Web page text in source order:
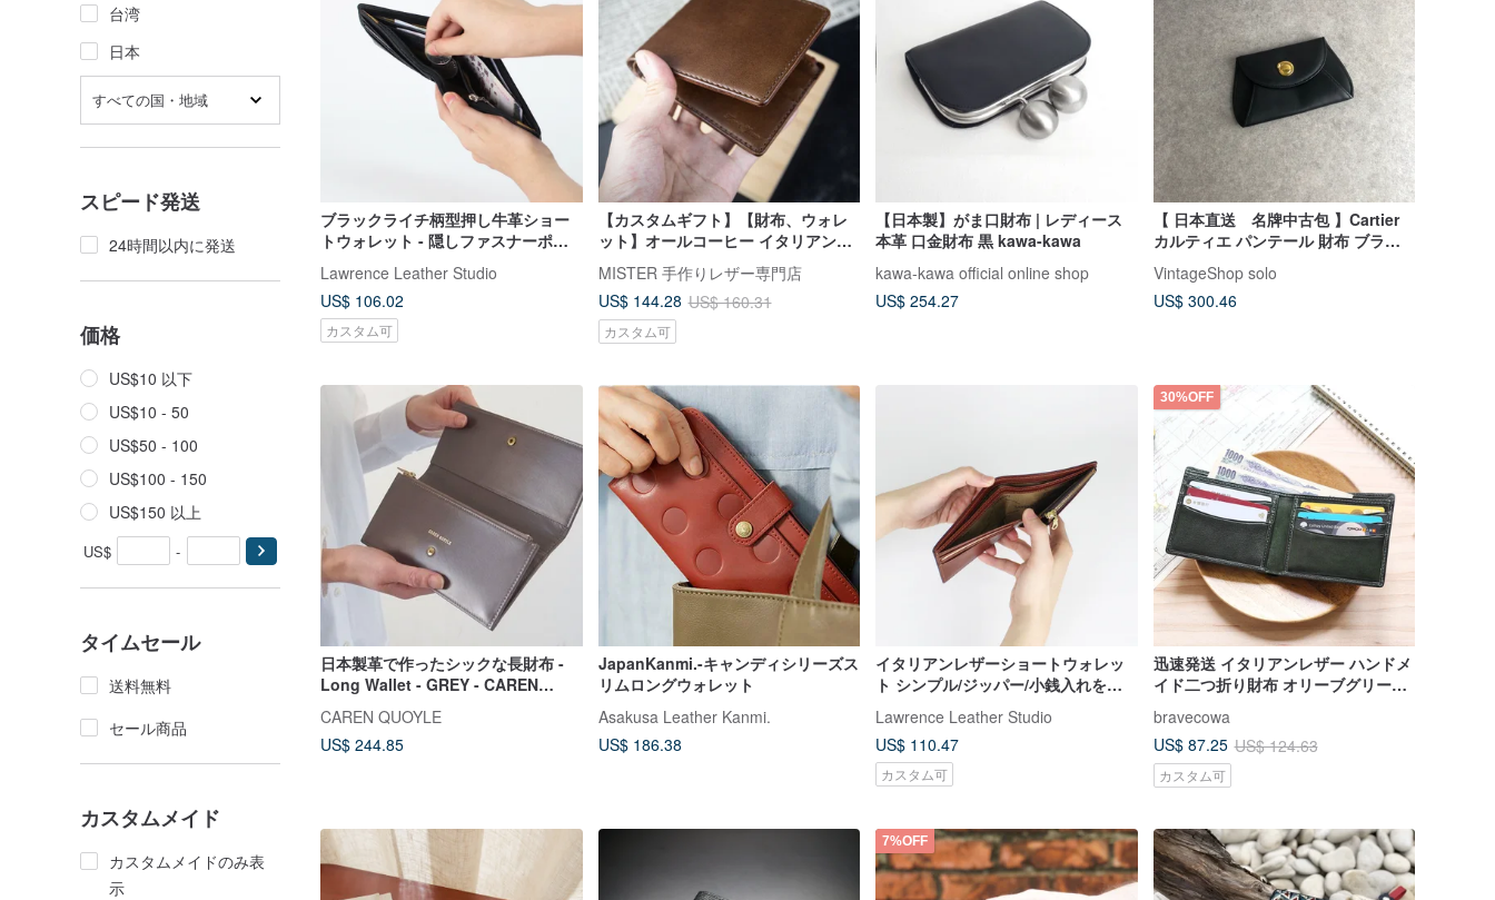
台湾
日本
すべての国・地域
スピード発送
24時間以内に発送
価格
US$10 以下
US$10 - 50
US$50 - 100
US$100 - 150
US$150 以上
US$ -
タイムセール
送料無料
セール商品
カスタムメイド
カスタムメイドのみ表
示
ブラックライチ柄型押し牛革ショー
トウォレット - 隠しファスナーポケ
ンタインデーギフト
Lawrence Leather Studio
US$ 106.02
カスタム可
【カスタムギフト】【財布、ウォレ
ット】オールコーヒー イタリアンベ
ジタブルタンニンレザー 名入れ刻印
MIS
MISTER 手作りレザー専門店
US$ 144.28 US$ 160.31
カスタム可
【日本製】がま口財布 | レディース
本革 口金財布 黒 kawa-kawa
kawa-kawa official online shop
US$ 254.27
【 日本直送 名牌中古包 】Cartier
カルティエ パンテール 財布 ブラッ
ンテージ オールド 3p6cxj
VintageShop solo
US$ 300.46
日本製革で作ったシックな長財布 -
Long Wallet - GREY - CAREN
QUOYLE -
CAREN QUOYLE
US$ 244.85
JapanKanmi.-キャンディシリーズス
リムロングウォレット
Asakusa Leather Kanmi.
US$ 186.38
イタリアンレザーショートウォレッ
ト シンプル/ジッパー/小銭入れを開
く +名入れ刻印 誕生日 バレンタイン
Lawrence Leather Studio
US$ 110.47
カスタム可
30%OFF
迅速発送 イタリアンレザー ハンドメ
イド二つ折り財布 オリーブグリーン
薄型多機能カードポケット 無料刻
印・ラッピング
bravecowa
US$ 87.25 US$ 124.63
カスタム可
7%OFF